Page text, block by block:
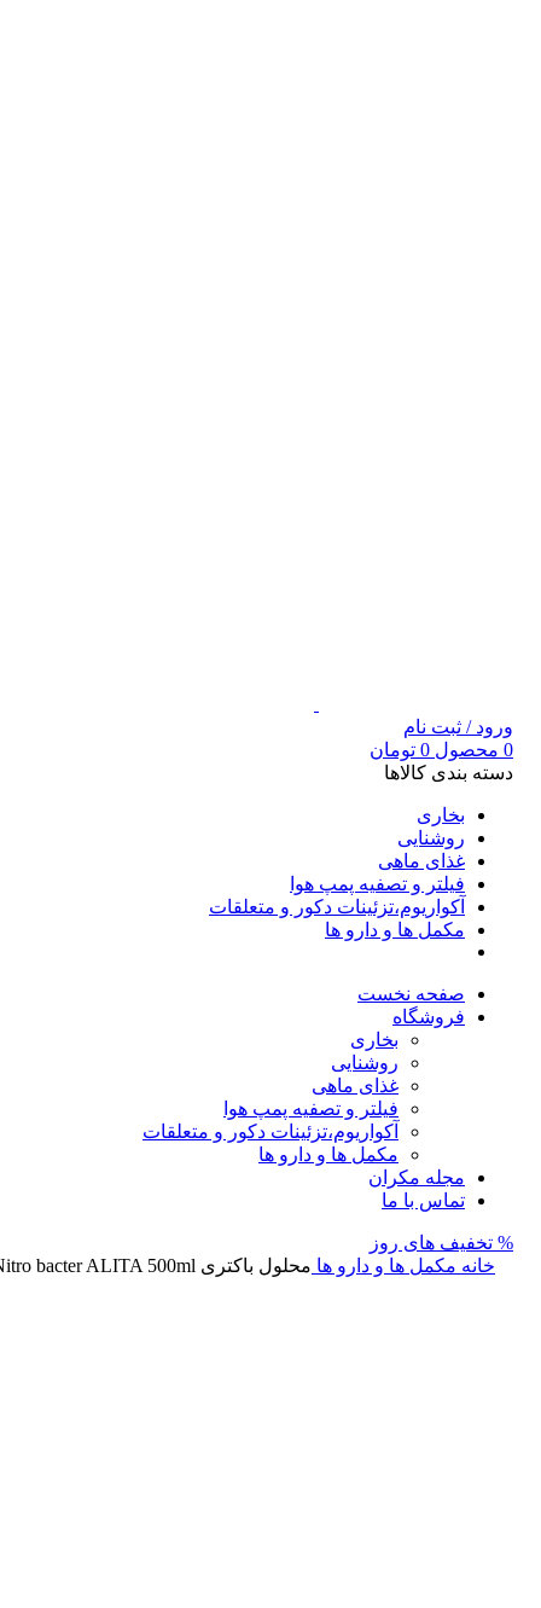
ورود / ثبت نام
0 محصول 0 تومان
دسته بندی کالاها
بخاری
روشنایی
غذای ماهی
فیلتر و تصفیه پمپ هوا
آکواریوم،تزئینات دکور و متعلقات
مکمل ها و دارو ها
صفحه نخست
فروشگاه
بخاری
روشنایی
غذای ماهی
فیلتر و تصفیه پمپ هوا
آکواریوم،تزئینات دکور و متعلقات
مکمل ها و دارو ها
مجله مکران
تماس با ما
% تخفیف های روز
خانه مکمل ها و دارو ها محلول باکتری Nitro bacter ALITA 500ml